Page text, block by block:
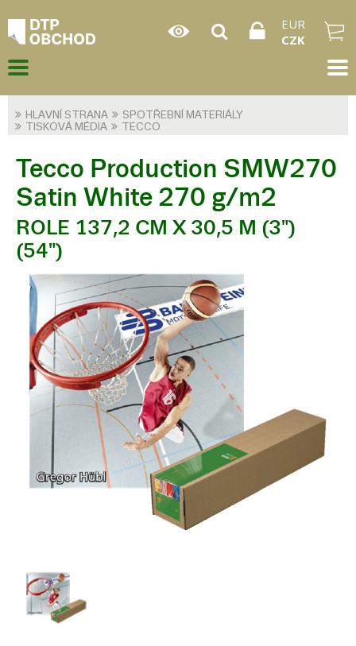
EUR
CZK
HLAVNÍ STRANA
SPOTŘEBNÍ MATERIÁLY
TISKOVÁ MÉDIA
TECCO
Tecco Production SMW270
Satin White 270 g/m2
ROLE 137,2 CM X 30,5 M (3")
(54")